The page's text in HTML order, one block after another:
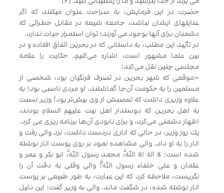
حضرت در این فرمایش، به صراحت عنوان میکنند که اگر
عنایتهای ایشان نباشد، جامعه شیعه در مقابل خطراتی که
دشمنان برای آنها بوجود می آورند؛ توان استمرار حیات ندارد.
در تأييد اين مطلب، به داستانى كه در بحرين اتفاق افتاده و در
بين علما مشهور است، اشاره مى‌كنيم. حكايت را علامه
مجلسى چنين نقل مى‌كند:
«موقعى كه شهر بحرين در تصرف فرنگيان بود، شخصى از
مسلمين را به حكومت آن‌جا گماشتند. او مردى ناصبى بود؛ به
علاوه وزيرى داشت كه تعصبش از وى بيش‌تر بود! وزير نسبت
به اهل بحرين كه دوستدار اهل بيت علیهم السلام بودند،
اظهار دشمنى مى‌كرد، و براى نابودى آن‌ها برنامه ریزی می کرد.
يك روز وزير، در حالى كه انارى دردست داشت، نزد والى رفت و
انار را به او داد. والى مشاهده نمود بر روى پوست انار نوشته
شده است: لا اله الا اللَّه، محمد رسول اللَّه، ابو بكر و عمر و
عثمان و على خلفاء رسول اللَّه! والى وقتى به دقت آن را
نگريست، ملاحظه كرد كه اين عبارت، به طور طبيعى بر پوست
انار نوشته شده، در شگفت ماند. والى به وزير گفت: اين دليل